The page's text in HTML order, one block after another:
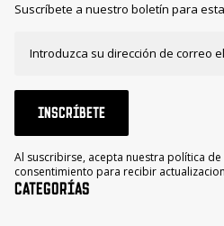
Suscríbete a nuestro boletín para
INSCRÍBETE
Al suscribirse, acepta nuestra política
consentimiento para recibir
CATEGORÍAS